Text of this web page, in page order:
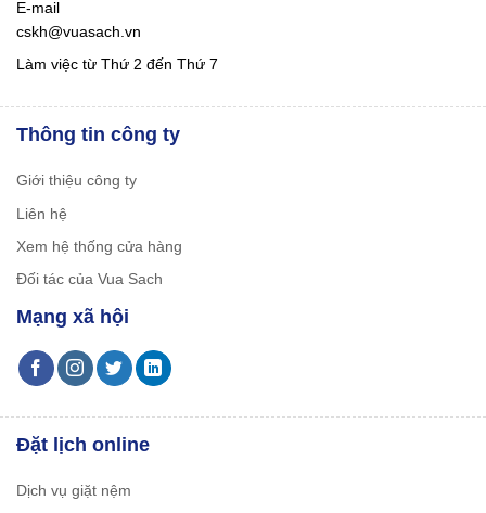
E-mail
cskh@vuasach.vn
Làm việc từ Thứ 2 đến Thứ 7
Thông tin công ty
Giới thiệu công ty
Liên hệ
Xem hệ thống cửa hàng
Đối tác của Vua Sach
Mạng xã hội
Đặt lịch online
Dịch vụ giặt nệm